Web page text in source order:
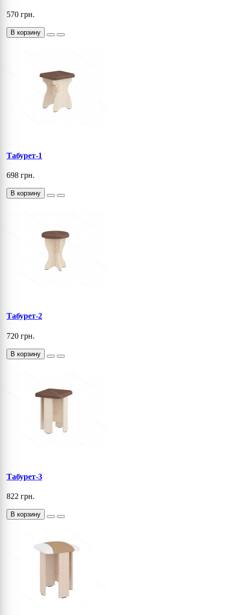
570 грн.
В корзину
Табурет-1
698 грн.
В корзину
Табурет-2
720 грн.
В корзину
Табурет-3
822 грн.
В корзину